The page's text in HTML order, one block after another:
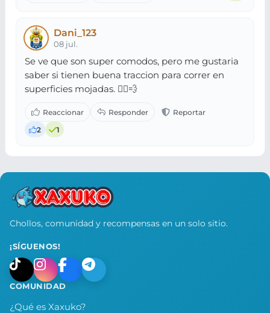
Dani_123
08 jul.
Se ve que son super comodos, pero me gustaria
saber si tienen buena traccion para correr en
superficies mojadas. 🏃‍♂️💨
2 1
Chollos, comunidad y recompensas en un solo sitio.
¡SÍGUENOS!
COMUNIDAD
¿Qué es Xaxuko?